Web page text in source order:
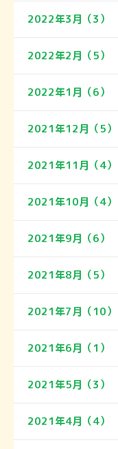
2022年3月（3）
2022年2月（5）
2022年1月（6）
2021年12月（5）
2021年11月（4）
2021年10月（4）
2021年9月（6）
2021年8月（5）
2021年7月（10）
2021年6月（1）
2021年5月（3）
2021年4月（4）